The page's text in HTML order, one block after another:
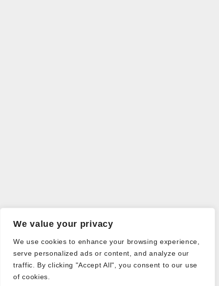
We value your privacy
We use cookies to enhance your browsing experience,
serve personalized ads or content, and analyze our
traffic. By clicking "Accept All", you consent to our use
of cookies.